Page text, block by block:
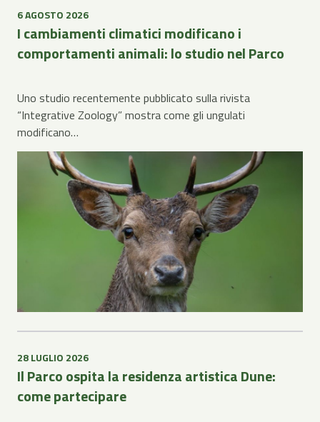
6 AGOSTO 2026
I cambiamenti climatici modificano i
comportamenti animali: lo studio nel Parco
Uno studio recentemente pubblicato sulla rivista
“Integrative Zoology” mostra come gli ungulati
modificano…
28 LUGLIO 2026
Il Parco ospita la residenza artistica Dune:
come partecipare